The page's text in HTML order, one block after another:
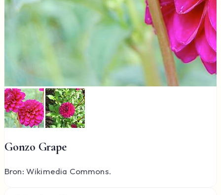
Gonzo Grape
Bron: Wikimedia Commons.